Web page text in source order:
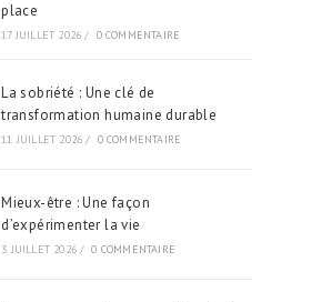
place
17 JUILLET 2026 / 0 COMMENTAIRE
La sobriété : Une clé de
transformation humaine durable
11 JUILLET 2026 / 0 COMMENTAIRE
Mieux-être : Une façon
d’expérimenter la vie
3 JUILLET 2026 / 0 COMMENTAIRE